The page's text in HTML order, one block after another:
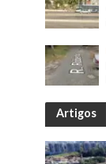
Artigos